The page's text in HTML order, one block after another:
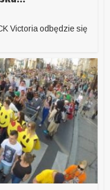
Victoria odbędzie się